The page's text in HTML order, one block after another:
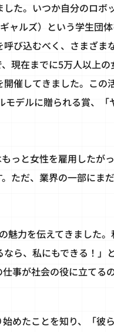
た。いつか自分のロボ
ルズ）という学生団体
び込むべく、さまざま
現在までに5万人以上
催してきました。この
デルに贈られる賞、「
っと女性を雇用したが
ただ、業界の一部にま
力を伝えてきました。
ら、私にもできる！」
事が社会の役に立てる
めたことを知り、「彼